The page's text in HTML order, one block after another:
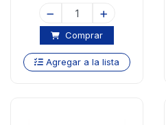
Comprar
Agregar a la lista